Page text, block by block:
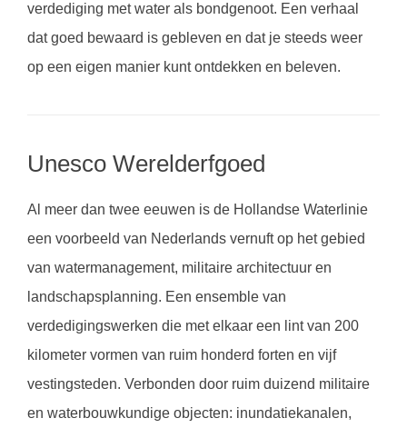
verdediging met water als bondgenoot. Een verhaal
dat goed bewaard is gebleven en dat je steeds weer
op een eigen manier kunt ontdekken en beleven.
Unesco Werelderfgoed
Al meer dan twee eeuwen is de Hollandse Waterlinie
een voorbeeld van Nederlands vernuft op het gebied
van watermanagement, militaire architectuur en
landschapsplanning. Een ensemble van
verdedigingswerken die met elkaar een lint van 200
kilometer vormen van ruim honderd forten en vijf
vestingsteden. Verbonden door ruim duizend militaire
en waterbouwkundige objecten: inundatiekanalen,